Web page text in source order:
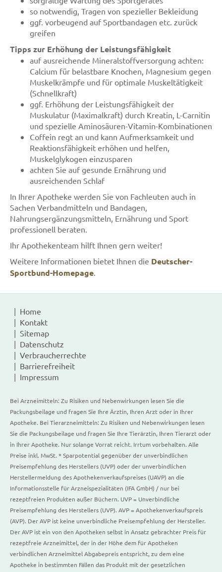
so notwendig, Tragen von spezieller Bekleidung
ggf. vorbeugend auf Sportbandagen etc. zurück
greifen
Tipps zur Erhöhung der Leistungsfähigkeit
auf ausreichende Mineralstoffversorgung achten:
Calcium für belastbare Knochen, Magnesium gegen
Muskelkrämpfe und für optimale Muskeltätigkeit
(Schnellkraft)
ggf. Erhöhung der Leistungsfähigkeit der
Muskulatur (Maximalkraft) durch Kreatin, L-Carnitin
und spezielle Aminosäuren-Vitamin-Kombinationen
Coffein regt an und kann Aufmerksamkeit und
Reaktionsfähigkeit erhöhen und helfen,
Muskelglykogen einzusparen
achten Sie auf gesunde Ernährung und
ausreichenden Schlaf
In Ihrer Apotheke werden Sie von Fachleuten auch in
Sachen Verbandmitteln und Bandagen,
Nahrungsergänzungsmitteln, Ernährung und Sport
professionell beraten.
Ihr Apothekenteam hilft Ihnen gern weiter!
Weitere Informationen bietet Ihnen die Deutscher-
Sportbund-Homepage.
Home
Kontakt
Sitemap
Datenschutz
Verbraucherrechte
Barrierefreiheit
Impressum
Bei Arzneimitteln: Zu Risiken und Nebenwirkungen lesen Sie die
Packungsbeilage und fragen Sie Ihre Ärztin, Ihren Arzt oder in Ihrer
Apotheke. Bei Tierarzneimitteln: Zu Risiken und Nebenwirkungen lesen
Sie die Packungsbeilage und fragen Sie Ihre Tierärztin, Ihren Tierarzt oder
in Ihrer Apotheke. Nur solange Vorrat reicht. Irrtum vorbehalten. Alle
Preise inkl. MwSt. * Sparpotential gegenüber der unverbindlichen
Preisempfehlung des Herstellers (UVP) oder der unverbindlichen
Herstellermeldung des Apothekenverkaufspreises (UAVP) an die
Informationsstelle für Arzneispezialitäten (IFA GmbH) / nur bei
rezeptfreien Produkten außer Büchern. UVP = Unverbindliche
Preisempfehlung des Herstellers (UVP). AVP = Apothekenverkaufspreis
(AVP). Der AVP ist keine unverbindliche Preisempfehlung der Hersteller.
Der AVP ist ein von den Apotheken selbst in Ansatz gebrachter Preis für
rezeptfreie Arzneimittel, der in der Höhe dem für Apotheken
verbindlichen Arzneimittel Abgabepreis entspricht, zu dem eine
Apotheke in bestimmten Fällen das Produkt mit der gesetzlichen